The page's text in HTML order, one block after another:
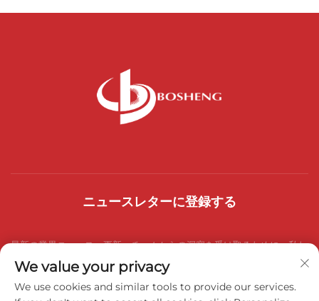
ニュースレターに登録する
最新の業界ニュース、更新、チームからの洞察を受け取るために、私た
ちのニュースレターにご参加ください。
We value your privacy
We use cookies and similar tools to provide our services.